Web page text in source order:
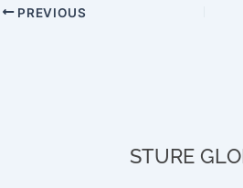
PREVIOUS
STURE